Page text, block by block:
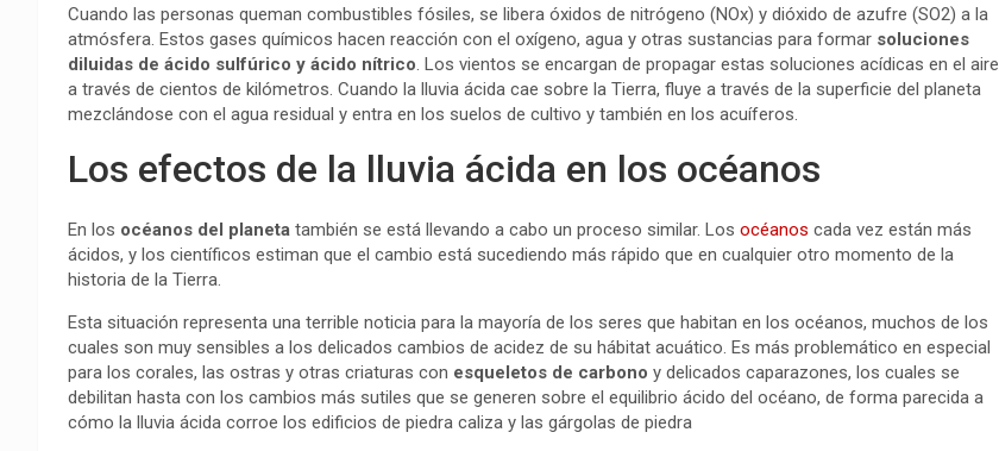
Cuando las personas queman combustibles fósiles, se libera óxidos de nitrógeno (NOx) y dióxido de azufre (SO2) a la
atmósfera. Estos gases químicos hacen reacción con el oxígeno, agua y otras sustancias para formar soluciones
diluidas de ácido sulfúrico y ácido nítrico. Los vientos se encargan de propagar estas soluciones acídicas en el aire
a través de cientos de kilómetros. Cuando la lluvia ácida cae sobre la Tierra, fluye a través de la superficie del planeta
mezclándose con el agua residual y entra en los suelos de cultivo y también en los acuíferos.
Los efectos de la lluvia ácida en los océanos
En los océanos del planeta también se está llevando a cabo un proceso similar. Los océanos cada vez están más
ácidos, y los científicos estiman que el cambio está sucediendo más rápido que en cualquier otro momento de la
historia de la Tierra.
Esta situación representa una terrible noticia para la mayoría de los seres que habitan en los océanos, muchos de los
cuales son muy sensibles a los delicados cambios de acidez de su hábitat acuático. Es más problemático en especial
para los corales, las ostras y otras criaturas con esqueletos de carbono y delicados caparazones, los cuales se
debilitan hasta con los cambios más sutiles que se generen sobre el equilibrio ácido del océano, de forma parecida a
cómo la lluvia ácida corroe los edificios de piedra caliza y las gárgolas de piedra